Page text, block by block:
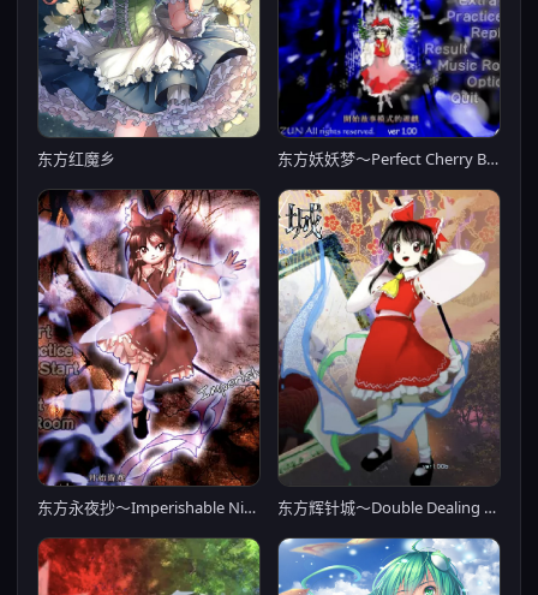
东方红魔乡 东方妖妖梦～Perfect Cherry Blossom～
东方永夜抄～Imperishable Night～ 东方辉针城～Double Dealing Character～